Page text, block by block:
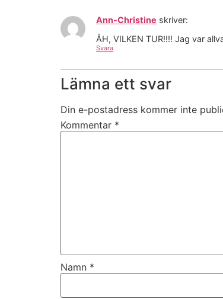
Ann-Christine skriver:
ÅH, VILKEN TUR!!!! Jag var
Svara
Lämna ett svar
Din e-postadress kommer inte
Kommentar *
Namn *